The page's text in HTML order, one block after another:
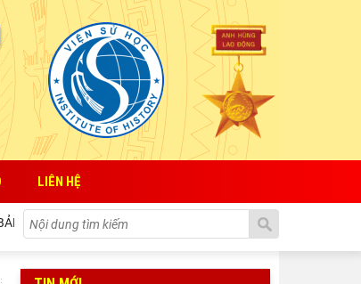
LIÊN HỆ
CÁCH THỨC TỔ CHỨC VÀ QUẢN LÝ CỦA NHÀ NƯỚC ĐỐI
QUAN ĐIỂM CỦA CHỦ TỊCH HỒ CHÍ
MINH VỀ LỢI ÍCH, NGUYÊN TẮC, BẢN
CHẤT, CÁCH THỨC TỔ CHỨC VÀ QUẢN
ĐÓNG GÓP CỦA ĐỒNG CHÍ HUỲNH TẤN
PHÁT TRÊN CƯƠNG VỊ CHỦ TỊCH
CHÍNH PHỦ CÁCH MẠNG LÂM THỜI
Chủ tịch Viện Hàn lâm Khoa học xã hội
Việt Nam thăm và làm việc tại Viện Khoa
học Kinh tế và Xã hội
Lễ ký kết Thỏa thuận hợp tác giữa Viện
Tỉnh ủy Cao Bằng